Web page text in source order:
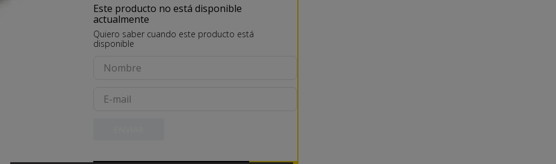
Este producto no está disponible
actualmente
Quiero saber cuando este producto está
disponible